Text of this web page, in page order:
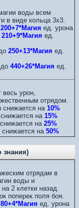
воды всем
в виде кольца 3х3.
200+7*Магия ед. урона
210+9*Магия ед.
250+13*Магия ед.
до 440+26*Магия ед.
урон,
отрядом.
на 10%
на 15%
на 25%
на 50%
знания)
отрядам в
воды и
2 клетки назад.
поперек поля боя.
80+4*Магия ед. урона